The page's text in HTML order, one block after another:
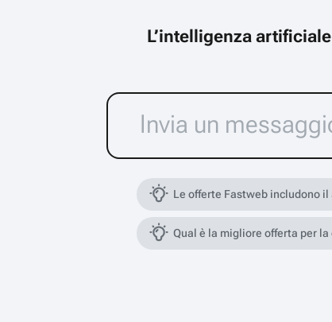
L’intelligenza
Le offerte Fastweb includono
Qual è la migliore offerta per